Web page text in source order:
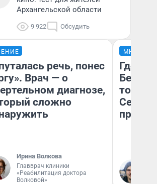
Архангельской области
9 922 Обсудить
речь, понес
Врач — о
диагнозе,
сложно
Ирина Волкова
Главврач клиники
«Реабилитация доктора
Волковой»
МНЕНИЕ
Где
Белом
точки